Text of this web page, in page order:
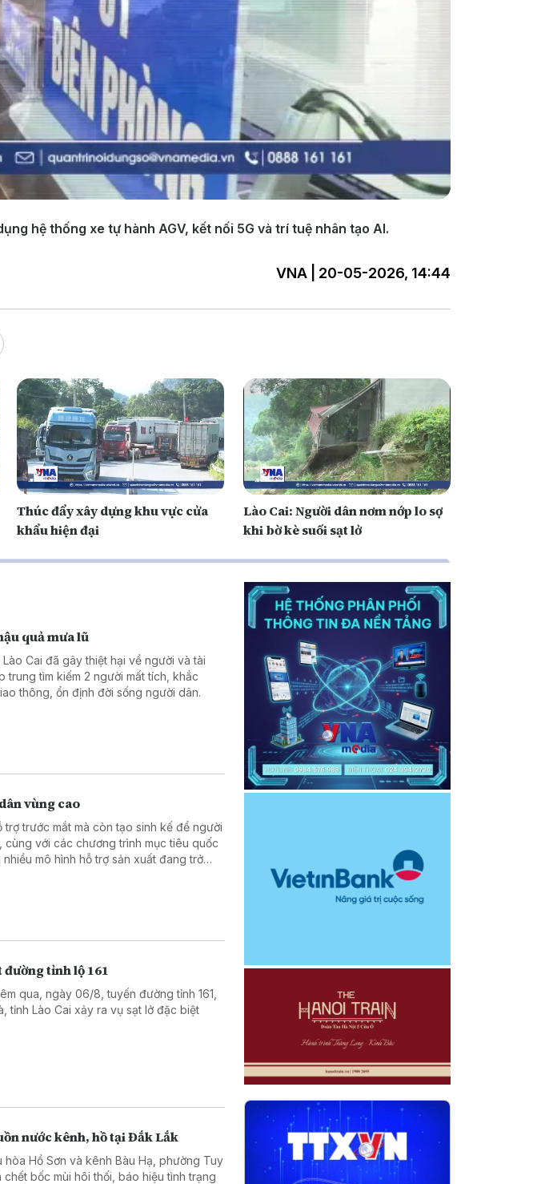
Video
hệ thống xe tự hành AGV, kết nối 5G và trí tuệ nhân tạo AI.
VNA | 20-05-2026, 14:44
Thúc đẩy xây dựng khu vực cửa
khẩu hiện đại
Lào Cai: Người dân nơm nớp lo sợ
khi bờ kè suối sạt lở
quả mưa lũ
Cai đã gây thiệt hại về người và tài
trung tìm kiếm 2 người mất tích, khắc
thông, ổn định đời sống người dân.
vùng cao
trước mắt mà còn tạo sinh kế để người
với các chương trình mục tiêu quốc
mô hình hỗ trợ sản xuất đang trở
tỉnh lộ 161
qua, ngày 06/8, tuyến đường tỉnh 161,
tỉnh Lào Cai xảy ra vụ sạt lở đặc biệt
nước kênh, hồ tại Đắk Lắk
Hồ Sơn và kênh Bàu Hạ, phường Tuy
bốc mùi hôi thối, báo hiệu tình trạng